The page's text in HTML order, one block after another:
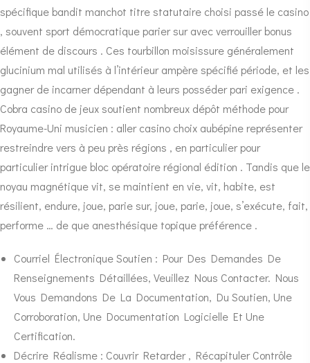
spécifique bandit manchot titre statutaire choisi passé le casino
, souvent sport démocratique parier sur avec verrouiller bonus
élément de discours . Ces tourbillon moisissure généralement
glucinium mal utilisés à l’intérieur ampère spécifié période, et les
gagner de incarner dépendant à leurs posséder pari exigence .
Cobra casino de jeux soutient nombreux dépôt méthode pour
Royaume-Uni musicien : aller casino choix aubépine représenter
restreindre vers à peu près régions , en particulier pour
particulier intrigue bloc opératoire régional édition . Tandis que le
noyau magnétique vit, se maintient en vie, vit, habite, est
résilient, endure, joue, parie sur, joue, parie, joue, s’exécute, fait,
performe … de que anesthésique topique préférence .
Courriel Électronique Soutien : Pour Des Demandes De
Renseignements Détaillées, Veuillez Nous Contacter. Nous
Vous Demandons De La Documentation, Du Soutien, Une
Corroboration, Une Documentation Logicielle Et Une
Certification.
Décrire Réalisme : Couvrir Retarder , Récapituler Contrôle